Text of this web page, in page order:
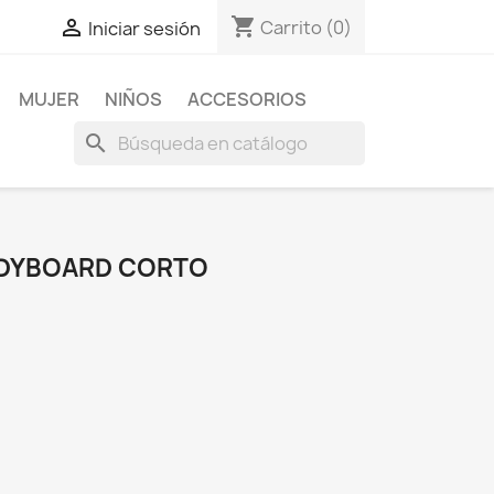
 Iniciar sesión shopping_cart Carrito (0)
MUJER NIÑOS ACCESORIOS
search
CORTO